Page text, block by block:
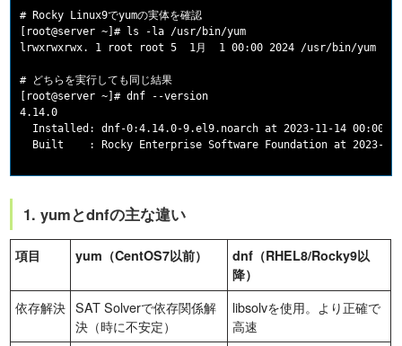
# Rocky Linux9でyumの実体を確認
[root@server ~]# ls -la /usr/bin/yum
lrwxrwxrwx. 1 root root 5  1月  1 00:00 2024 /usr/bin/yum ->
# どちらを実行しても同じ結果
[root@server ~]# dnf --version
4.14.0
  Installed: dnf-0:4.14.0-9.el9.noarch at 2023-11-14 00:00
1. yumとdnfの主な違い
項目 yum（CentOS7以前）
dnf（RHEL8/Rocky9以
降）
依存解決 SAT Solverで依存関係解
決（時に不安定）
libsolvを使用。より正確で
高速